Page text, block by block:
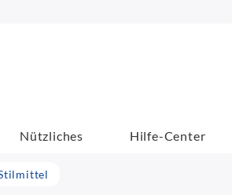
Nützliches Hilfe-Center